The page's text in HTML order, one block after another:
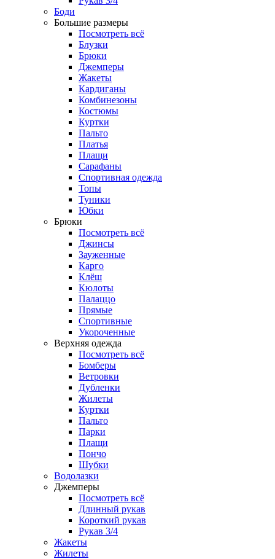
Боди
Большие размеры
Посмотреть всё
Блузки
Брюки
Джемперы
Жакеты
Кардиганы
Комбинезоны
Костюмы
Куртки
Пальто
Платья
Плащи
Сарафаны
Спортивная одежда
Топы
Туники
Юбки
Брюки
Посмотреть всё
Джинсы
Зауженные
Карго
Клёш
Кюлоты
Палаццо
Прямые
Спортивные
Укороченные
Верхняя одежда
Посмотреть всё
Бомберы
Ветровки
Дубленки
Жилеты
Куртки
Пальто
Парки
Плащи
Пончо
Шубки
Водолазки
Джемперы
Посмотреть всё
Длинный рукав
Короткий рукав
Рукав 3/4
Жакеты
Жилеты